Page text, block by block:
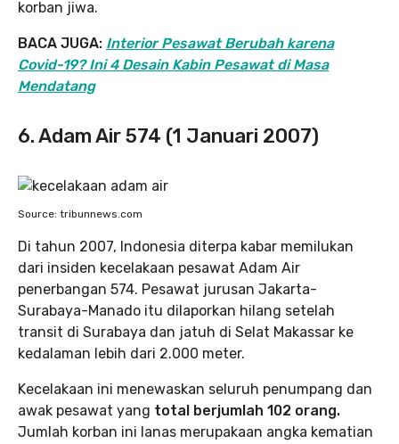
korban jiwa.
BACA JUGA: Interior Pesawat Berubah karena
Covid-19? Ini 4 Desain Kabin Pesawat di Masa
Mendatang
6. Adam Air 574 (1 Januari 2007)
Source: tribunnews.com
Di tahun 2007, Indonesia diterpa kabar memilukan
dari insiden kecelakaan pesawat Adam Air
penerbangan 574. Pesawat jurusan Jakarta-
Surabaya-Manado itu dilaporkan hilang setelah
transit di Surabaya dan jatuh di Selat Makassar ke
kedalaman lebih dari 2.000 meter.
Kecelakaan ini menewaskan seluruh penumpang dan
awak pesawat yang total berjumlah 102 orang.
Jumlah korban ini lanas merupakaan angka kematian